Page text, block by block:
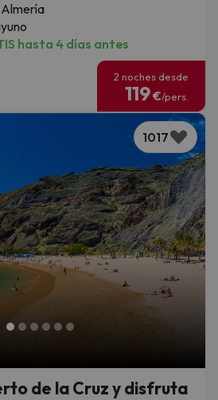
hasta 4 días antes
2 noches desde
119€/pers.
1017
de la Cruz y disfruta